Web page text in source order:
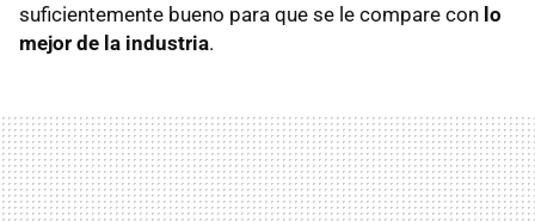
suficientemente bueno para que se le compare con lo
mejor de la industria.